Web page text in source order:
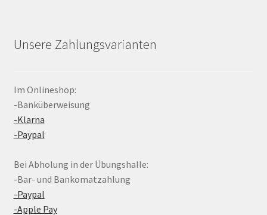
Unsere Zahlungsvarianten
Im Onlineshop:
-Banküberweisung
-Klarna
-Paypal
Bei Abholung in der Übungshalle:
-Bar- und Bankomatzahlung
-Paypal
-Apple Pay